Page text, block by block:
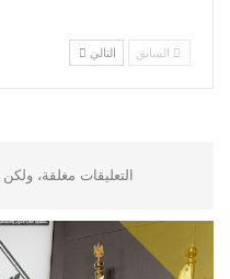
السابق التالي
التعليقات مغلقة، ولكن